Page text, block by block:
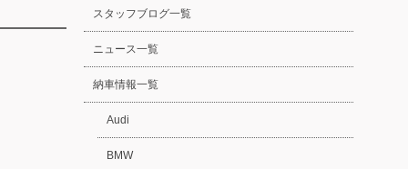
スタッフブログ一覧
ニュース一覧
納車情報一覧
Audi
BMW